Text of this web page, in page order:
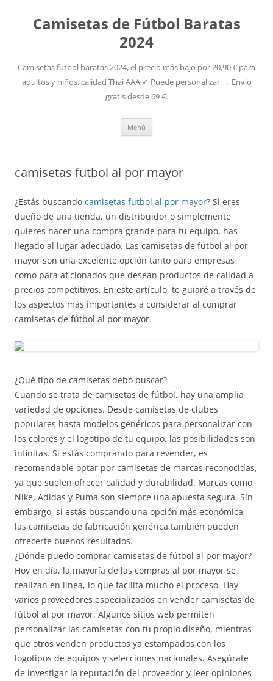
Camisetas de Fútbol Baratas
2024
Camisetas futbol baratas 2024, el precio más bajo por 20,90 € para
adultos y niños, calidad Thai AAA ✓ Puede personalizar → Envío
gratis desde 69 €.
Menú
camisetas futbol al por mayor
¿Estás buscando camisetas futbol al por mayor? Si eres
dueño de una tienda, un distribuidor o simplemente
quieres hacer una compra grande para tu equipo, has
llegado al lugar adecuado. Las camisetas de fútbol al por
mayor son una excelente opción tanto para empresas
como para aficionados que desean productos de calidad a
precios competitivos. En este artículo, te guiaré a través de
los aspectos más importantes a considerar al comprar
camisetas de fútbol al por mayor.
¿Qué tipo de camisetas debo buscar?
Cuando se trata de camisetas de fútbol, hay una amplia
variedad de opciones. Desde camisetas de clubes
populares hasta modelos genéricos para personalizar con
los colores y el logotipo de tu equipo, las posibilidades son
infinitas. Si estás comprando para revender, es
recomendable optar por camisetas de marcas reconocidas,
ya que suelen ofrecer calidad y durabilidad. Marcas como
Nike, Adidas y Puma son siempre una apuesta segura. Sin
embargo, si estás buscando una opción más económica,
las camisetas de fabricación genérica también pueden
ofrecerte buenos resultados.
¿Dónde puedo comprar camisetas de fútbol al por mayor?
Hoy en día, la mayoría de las compras al por mayor se
realizan en línea, lo que facilita mucho el proceso. Hay
varios proveedores especializados en vender camisetas de
fútbol al por mayor. Algunos sitios web permiten
personalizar las camisetas con tu propio diseño, mientras
que otros venden productos ya estampados con los
logotipos de equipos y selecciones nacionales. Asegúrate
de investigar la reputación del proveedor y leer opiniones